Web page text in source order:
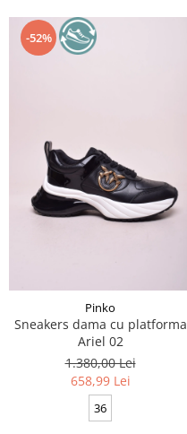
-52%
Pinko
Sneakers dama cu platforma
Ariel 02
1.380,00 Lei
658,99 Lei
36